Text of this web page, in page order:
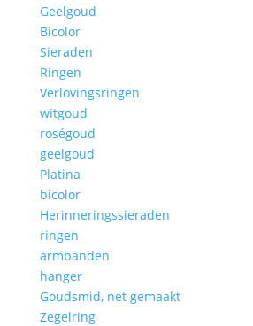
Geelgoud
Bicolor
Sieraden
Ringen
Verlovingsringen
witgoud
roségoud
geelgoud
Platina
bicolor
Herinneringssieraden
ringen
armbanden
hanger
Goudsmid, net gemaakt
Zegelring